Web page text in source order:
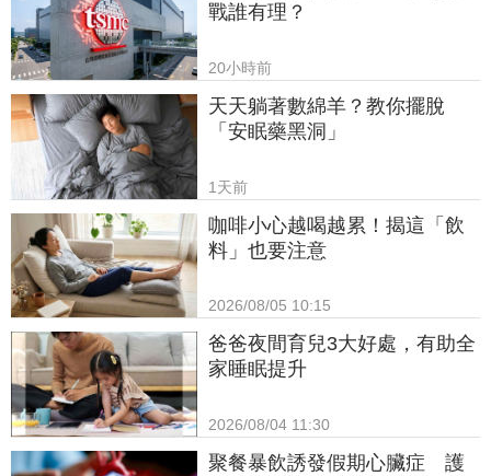
戰誰有理？
20小時前
天天躺著數綿羊？教你擺脫
「安眠藥黑洞」
1天前
咖啡小心越喝越累！揭這「飲
料」也要注意
2026/08/05 10:15
爸爸夜間育兒3大好處，有助全
家睡眠提升
2026/08/04 11:30
聚餐暴飲誘發假期心臟症　護